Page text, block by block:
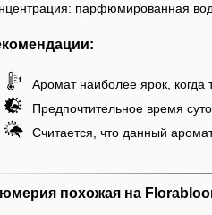
парфюмированная
Аромат наиболее ярок, когда
Предпочтительное время
Считается, что данный
похожая на